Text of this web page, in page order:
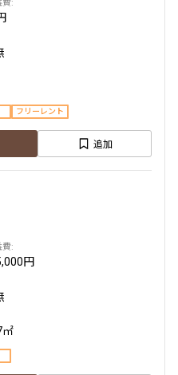
円
円
円
フリーレント
追加
円
フリーレント
追加
円
㎡